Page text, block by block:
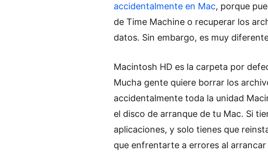
accidentalmente en Mac, porque
de Time Machine o recuperar los
datos. Sin embargo, es muy
Macintosh HD es la carpeta por
Mucha gente quiere borrar los
accidentalmente toda la unidad
el disco de arranque de tu Mac. Si
aplicaciones, y solo tienes que
que enfrentarte a errores al